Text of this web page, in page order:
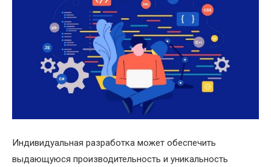
Индивидуальная разработка может обеспечить
выдающуюся производительность и уникальность